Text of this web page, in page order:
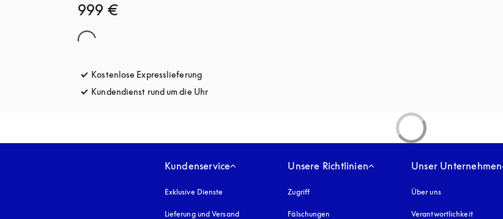
999 €
Kostenlose Expresslieferungöffnet sich in einem neuen Tab
Kundendienst rund um die Uhr
Kundenservice
Exklusive Dienste
Lieferung und Versand
Unsere Richtlinien
Zugriff öffnet sich in einem neuen Tab
Fälschungen öffnet sich in einem neuen Tab
Unser Unternehmen
Über uns
Verantwortlichkeit